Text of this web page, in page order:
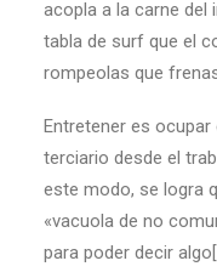
acopla a la carne del
tabla de surf que el
rompeolas que
Entretener es
terciario desde el
este modo, se logra
«vacuola de no
para poder decir